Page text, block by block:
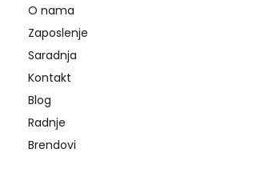
O nama
Zaposlenje
Saradnja
Kontakt
Blog
Radnje
Brendovi